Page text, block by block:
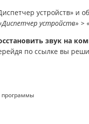
устройств» и
устройств» >
звук на
по ссылке вы